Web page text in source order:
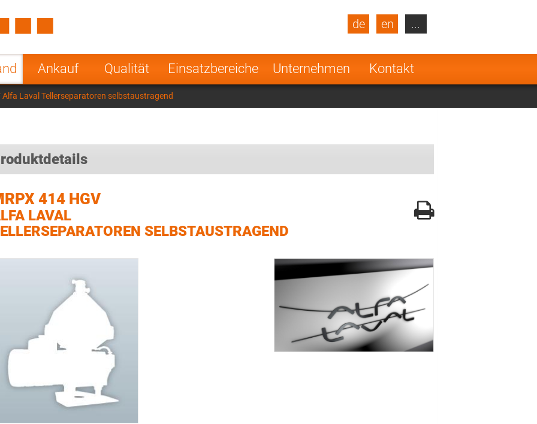
Ankauf Qualität Einsatzbereiche Unternehmen Kontakt
de en
Turkey
Poland Norway
Netherlands
India
...
Alfa Laval Tellerseparatoren selbstaustragend
414 HGV
LAVAL
SELBSTAUSTRAGEND